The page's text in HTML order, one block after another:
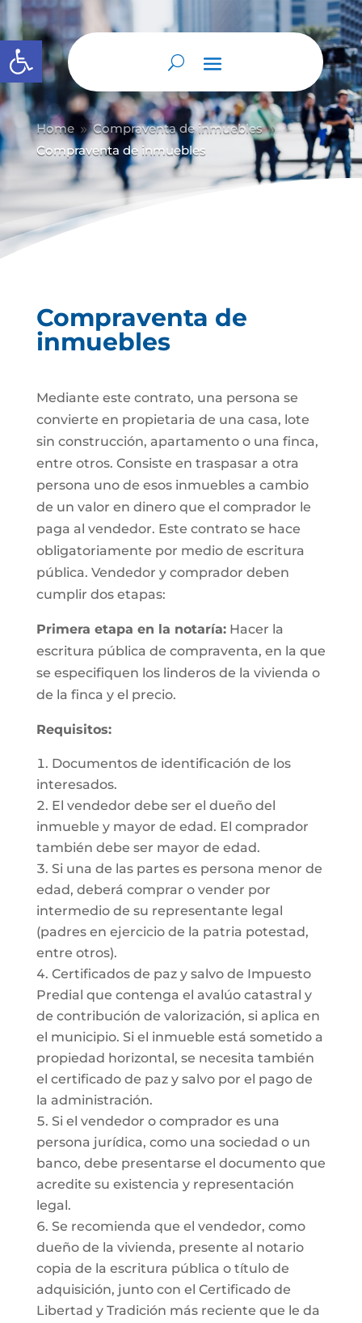
Abrir barra de herramientas
Home 9 Compraventa de inmuebles 9
Compraventa de inmuebles
Compraventa de
inmuebles
Mediante este contrato, una persona se
convierte en propietaria de una casa, lote
sin construcción, apartamento o una finca,
entre otros. Consiste en traspasar a otra
persona uno de esos inmuebles a cambio
de un valor en dinero que el comprador le
paga al vendedor. Este contrato se hace
obligatoriamente por medio de escritura
pública. Vendedor y comprador deben
cumplir dos etapas:
Primera etapa en la notaría:Hacer la
escritura pública de compraventa, en la que
se especifiquen los linderos de la vivienda o
de la finca y el precio.
Requisitos:
Documentos de identificación de los
interesados.
El vendedor debe ser el dueño del
inmueble y mayor de edad. El comprador
también debe ser mayor de edad.
Si una de las partes es persona menor de
edad, deberá comprar o vender por
intermedio de su representante legal
(padres en ejercicio de la patria potestad,
entre otros).
Certificados de paz y salvo de Impuesto
Predial que contenga el avalúo catastral y
de contribución de valorización, si aplica en
el municipio. Si el inmueble está sometido a
propiedad horizontal, se necesita también
el certificado de paz y salvo por el pago de
la administración.
Si el vendedor o comprador es una
persona jurídica, como una sociedad o un
banco, debe presentarse el documento que
acredite su existencia y representación
legal.
Se recomienda que el vendedor, como
dueño de la vivienda, presente al notario
copia de la escritura pública o título de
adquisición, junto con el Certificado de
Libertad y Tradición más reciente que le da